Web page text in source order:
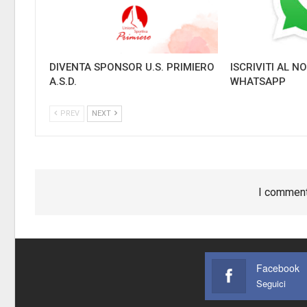
DIVENTA SPONSOR U.S. PRIMIERO
A.S.D.
ISCRIVITI AL
WHATSAPP
PREV NEXT
I
Facebook
Seguici